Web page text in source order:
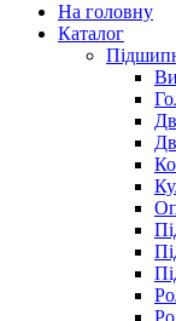
На головну
Каталог